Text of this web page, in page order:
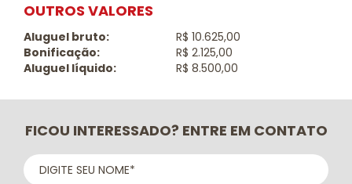
OUTROS VALORES
Aluguel bruto:
R$ 10.625,00
Bonificação:
R$ 2.125,00
Aluguel líquido:
R$ 8.500,00
FICOU INTERESSADO? ENTRE EM CONTATO